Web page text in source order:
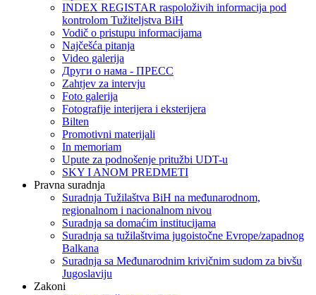
INDEX REGISTAR raspoloživih informacija pod
kontrolom Tužiteljstva BiH
Vodič o pristupu informacijama
Najčešća pitanja
Video galerija
Други о нама - ПРЕСC
Zahtjev za intervju
Foto galerija
Fotografije interijera i eksterijera
Bilten
Promotivni materijali
In memoriam
Upute za podnošenje pritužbi UDT-u
SKY I ANOM PREDMETI
Pravna suradnja
Suradnja Tužilaštva BiH na međunarodnom,
regionalnom i nacionalnom nivou
Suradnja sa domaćim institucijama
Suradnja sa tužilaštvima jugoistočne Evrope/zapadnog
Balkana
Suradnja sa Međunarodnim krivičnim sudom za bivšu
Jugoslaviju
Zakoni